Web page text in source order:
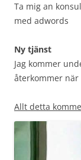
Ta mig an
med adwords
Ny tjänst
Jag kommer
återkommer när
Allt detta